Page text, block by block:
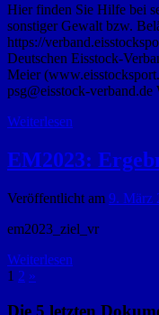
Hier finden Sie Hilfe bei
sonstiger Gewalt bzw.
https://
Deutschen Eisstock-
Meier
psg@eisstock-
Weiterlesen
EM2023:
Veröffentlicht am 9. März
em2023_ziel_vr
Weiterlesen
1 2 »
Die 5 letzten